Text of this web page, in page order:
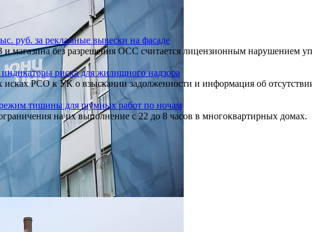
руб. за рекламные вывески на фасаде
и магазина без разрешения ОСС считается лицензионным нарушением
риска для жилищного надзора
РСО к УК о взыскании задолженности и информация об
тишины для шумных работ по ночам
на их выполнение с 22 до 8 часов в многоквартирных домах.